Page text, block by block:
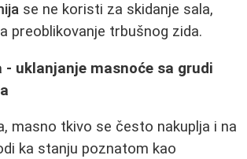
se ne koristi za skidanje sala,
preoblikovanje trbušnog zida.
- uklanjanje masnoće sa grudi
masno tkivo se često nakuplja i na
ka stanju poznatom kao